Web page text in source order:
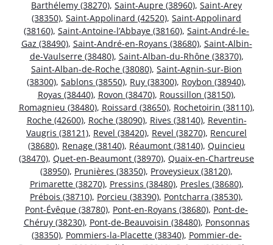
Barthélemy (38270), Saint-Aupre (38960), Saint-Arey
(38350), Saint-Appolinard (42520), Saint-Appolinard
(38160), Saint-Antoine-l’Abbaye (38160), Saint-André-le-
Gaz (38490), Saint-André-en-Royans (38680), Saint-Albin-
de-Vaulserre (38480), Saint-Alban-du-Rhône (38370),
Saint-Alban-de-Roche (38080), Saint-Agnin-sur-Bion
(38300), Sablons (38550), Ruy (38300), Roybon (38940),
Royas (38440), Rovon (38470), Roussillon (38150),
Romagnieu (38480), Roissard (38650), Rochetoirin (38110),
Roche (42600), Roche (38090), Rives (38140), Reventin-
Vaugris (38121), Revel (38420), Revel (38270), Rencurel
(38680), Renage (38140), Réaumont (38140), Quincieu
(38470), Quet-en-Beaumont (38970), Quaix-en-Chartreuse
(38950), Prunières (38350), Proveysieux (38120),
Primarette (38270), Pressins (38480), Presles (38680),
Prébois (38710), Porcieu (38390), Pontcharra (38530),
Pont-Évêque (38780), Pont-en-Royans (38680), Pont-de-
Chéruy (38230), Pont-de-Beauvoisin (38480), Ponsonnas
(38350), Pommiers-la-Placette (38340), Pommier-de-